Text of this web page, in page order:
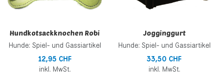
Schnellansicht
Hundkotsackknochen Robi
Hunde: Spiel- und Gassiartikel
12,95 CHF
inkl. MwSt.
Jogginggurt
Hunde: Spiel- und Gassiartikel
33,50 CHF
inkl. MwSt.